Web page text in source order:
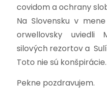
covidom a ochrany
Na Slovensku v
orwellovsky uviedli
silových rezortov a
Toto nie sú
Pekne pozdravujem.